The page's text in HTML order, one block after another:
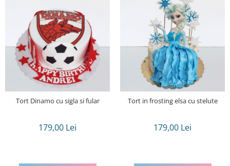
Tort Dinamo cu sigla si fular
179,00 Lei
Tort in frosting elsa cu stelute
179,00 Lei